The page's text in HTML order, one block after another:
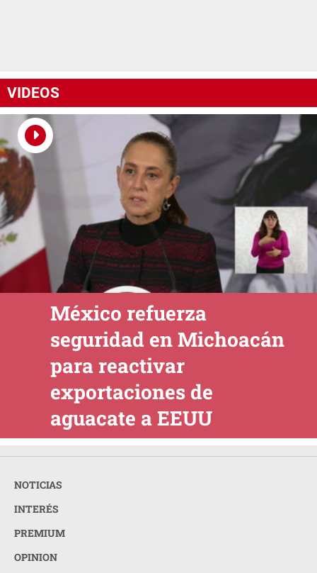
VIDEOS
México refuerza
seguridad en Michoacán
para reactivar
exportaciones de
aguacate a EEUU
NOTICIAS
INTERÉS
PREMIUM
OPINION